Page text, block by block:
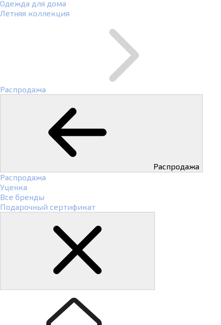
Одежда для дома
Летняя коллекция
Распродажа
Распродажа
Распродажа
Уценка
Все бренды
Подарочный сертификат